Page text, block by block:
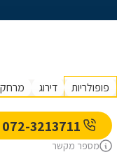
פופולריות דירוג
מספר מקשר